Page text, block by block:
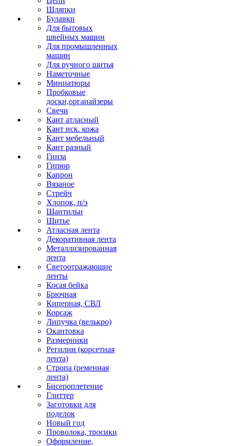
Шляпки
Булавки
Для бытовых
швейных машин
Для промышленных
машин
Для ручного шитья
Наметочные
Миниатюры
Пробковые
доски,органайзеры
Свечи
Кант атласный
Кант иск. кожа
Кант мебельный
Кант разный
Гинза
Гипюр
Капрон
Вязаное
Стрейч
Хлопок, п/э
Шантильи
Шитье
Атласная лента
Декоративная лента
Металлизированная
лента
Светоотражающие
ленты
Косая бейка
Брючная
Киперная, СВЛ
Корсаж
Липучка (велькро)
Окантовка
Размерники
Регилин (корсетная
лента)
Стропа (ременная
лента)
Бисероплетение
Глиттер
Заготовки для
поделок
Новый год
Проволока, тросики
Оформление,